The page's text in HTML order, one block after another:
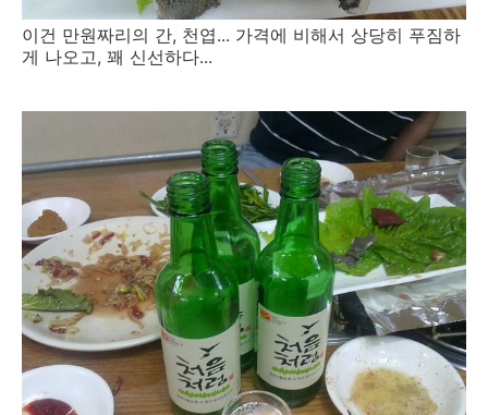
이건 만원짜리의 간, 천엽... 가격에 비해서 상당히 푸짐하
게 나오고, 꽤 신선하다...